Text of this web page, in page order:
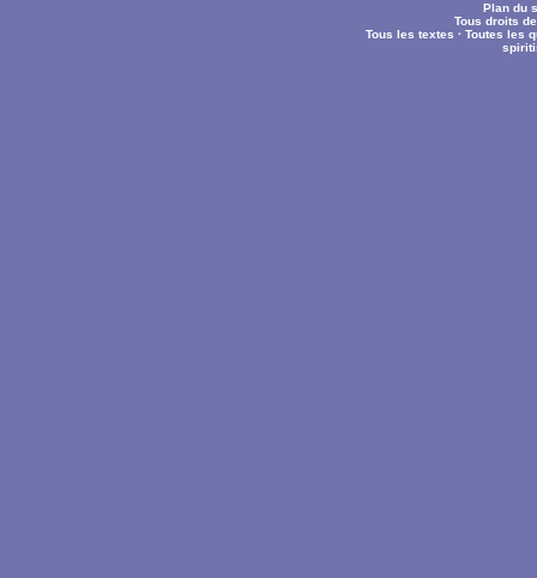
Plan du
Tous droits
Tous les textes ·Toutes les